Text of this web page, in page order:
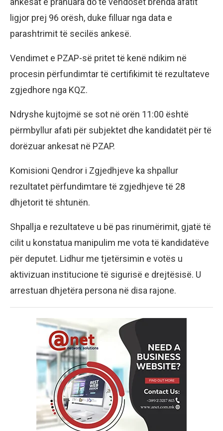
ligjor prej 96 orësh, duke filluar nga data e
parashtrimit të secilës ankesë.
Vendimet e PZAP-së pritet të kenë ndikim në
procesin përfundimtar të certifikimit të rezultateve
zgjedhore nga KQZ.
Ndryshe kujtojmë se sot në orën 11:00 është
përmbyllur afati për subjektet dhe kandidatët për të
dorëzuar ankesat në PZAP.
Komisioni Qendror i Zgjedhjeve ka shpallur
rezultatet përfundimtare të zgjedhjeve të 28
dhjetorit të shtunën.
Shpallja e rezultateve u bë pas rinumërimit, gjatë të
cilit u konstatua manipulim me vota të kandidatëve
për deputet. Lidhur me tjetërsimin e votës u
aktivizuan institucione të sigurisë e drejtësisë. U
arrestuan dhjetëra persona në disa rajone.